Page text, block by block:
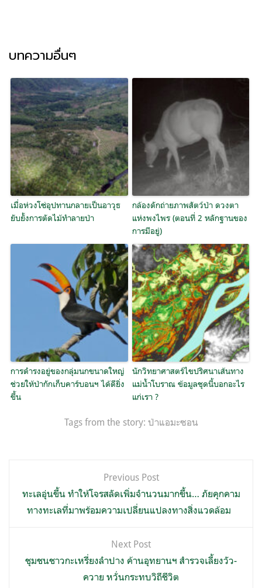
บทความอื่นๆ
เมื่อห่วงโซ่อุปทานกลายเป็นอาวุธ
ยับยั้งการตัดไม้ทำลายป่า
กล้องดักถ่ายภาพสัตว์ป่า ดวงตา
แห่งพงไพร (ตอนที่ 2 หลักฐานของ
การมีอยู่)
การดำรงอยู่ของกลุ่มนกขนาดใหญ่
ช่วยให้ป่ากักเก็บคาร์บอนฯ ได้ดียิ่ง
ขึ้น
นักวิทยาศาสตร์ไขปริศนาเส้นทาง
แม่น้ำโบราณ ข้อมูลชุดนี้บอกอะไร
แก่เรา ?
Tags from the story: ป่าแอมะซอน
เรื่อง
Previous Post
ทะเลอุ่นขึ้น ทำให้โจรสลัดเพิ่มจำนวนมากขึ้น… ภัยคุกคาม
ทางทะเลที่มาพร้อมความเปลี่ยนแปลงทางสิ่งแวดล้อม
Next Post
ชุมชนชาวกะเหรี่ยงลำปาง ค้านอุทยานฯ สำรวจเลี้ยงวัว-
ควาย หวั่นกระทบวิถีชีวิต